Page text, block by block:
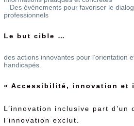
– Des événements pour favoriser le
professionnels
Le but cible …
des actions innovantes pour l’orientation
handicapés.
« Accessibilité, innovation et
L’innovation inclusive part d’un
l’innovation exclut.